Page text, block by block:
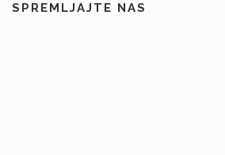
SPREMLJAJTE NAS